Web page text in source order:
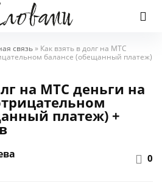
связь» Как взять в долг на МТС
балансе (обещанный платеж)
на МТС деньги на
платеж) +
0